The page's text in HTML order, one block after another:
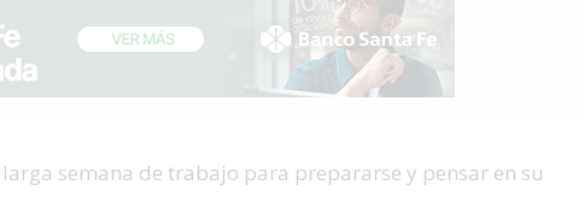
semana de trabajo para prepararse y pensar en su